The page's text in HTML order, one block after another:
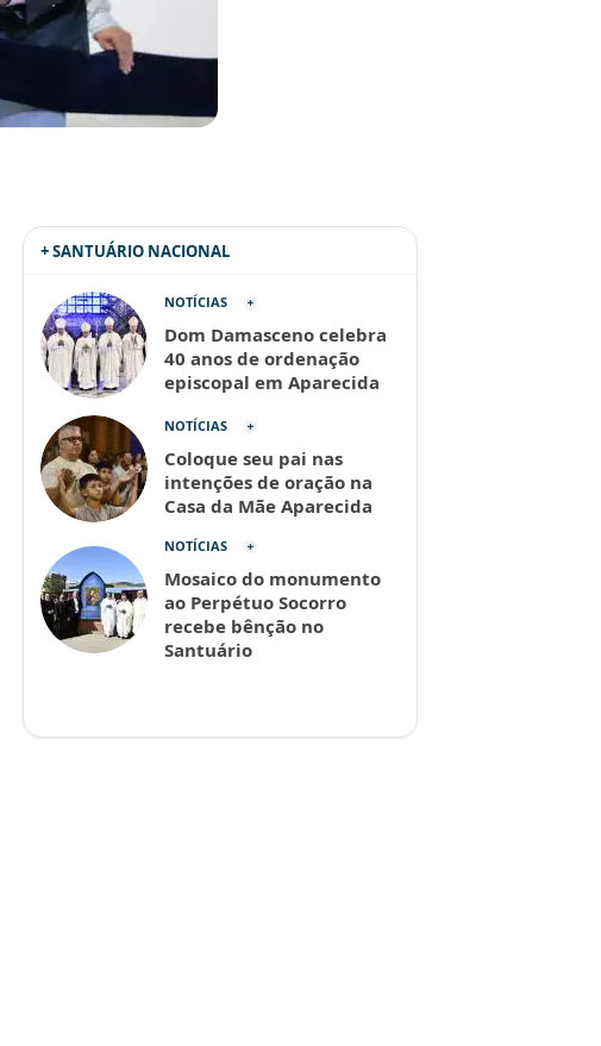
+ SANTUÁRIO NACIONAL
NOTÍCIAS
Dom Damasceno celebra
40 anos de ordenação
episcopal em Aparecida
NOTÍCIAS
Coloque seu pai nas
intenções de oração na
Casa da Mãe Aparecida
NOTÍCIAS
Mosaico do monumento
ao Perpétuo Socorro
recebe bênção no
Santuário